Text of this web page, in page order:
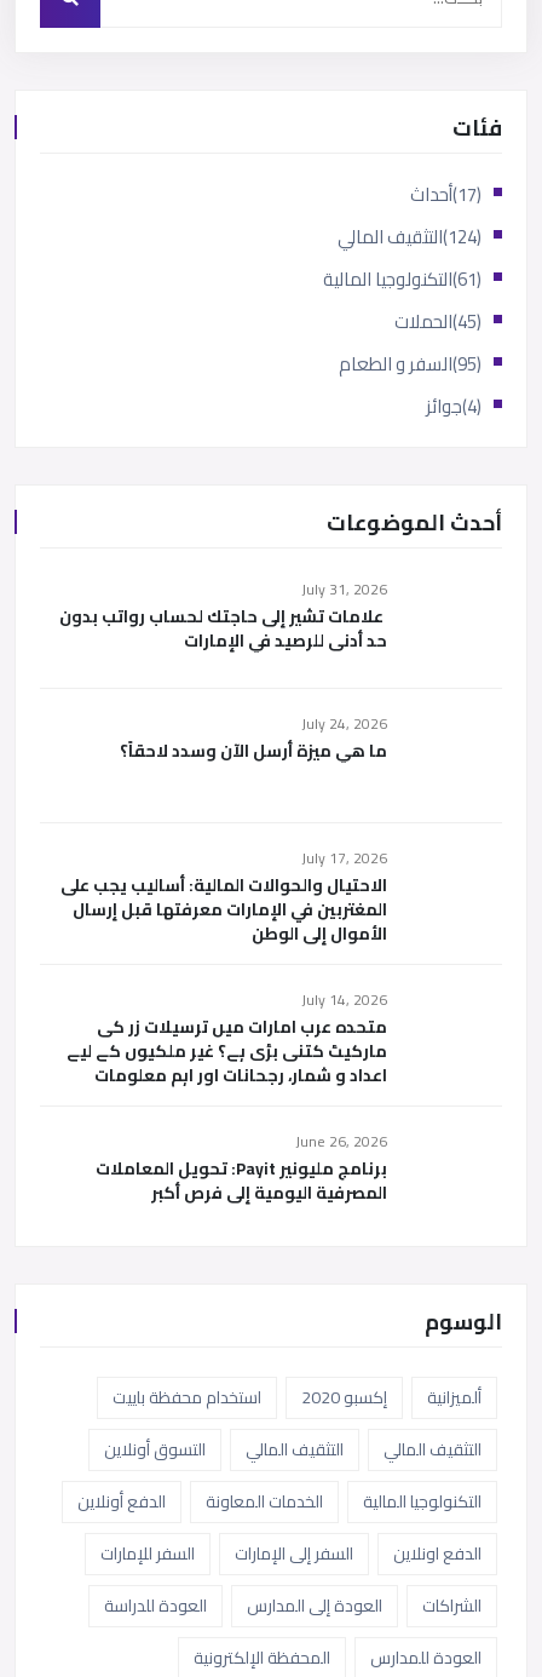
فئات
أحداث
(17)
التثقيف المالي
(124)
التكنولوجيا المالية
(61)
الحملات
(45)
السفر و الطعام
(95)
جوائز (4)
أحدث الموضوعات
July 31, 2026
علامات تشير إلى حاجتك لحساب رواتب بدون
حد أدنى للرصيد في الإمارات
July 24, 2026
ما هي ميزة أرسل الآن وسدد لاحقاً؟
July 17, 2026
الاحتيال والحوالات المالية: أساليب يجب على
المغتربين في الإمارات معرفتها قبل إرسال
الأموال إلى الوطن
July 14, 2026
متحدہ عرب امارات میں ترسیلات زر کی
مارکیٹ کتنی بڑی ہے؟ غیر ملکیوں کے لیے
اعداد و شمار، رجحانات اور اہم معلومات
June 26, 2026
برنامج مليونير Payit: تحويل المعاملات
المصرفية اليومية إلى فرص أكبر
الوسوم
ألميزانية إكسبو 2020
استخدام محفظة باييت
التثقيف المالي
التثقيف المالي
التسوق أونلاين
التكنولوجيا المالية
الخدمات المعاونة
الدفع أونلاين
الدفع اونلاين
السفر إلى الإمارات
السفر للإمارات
الشراكات
العودة إلى المدارس
العودة للدراسة
العودة للمدارس
المحفظة الإلكترونية